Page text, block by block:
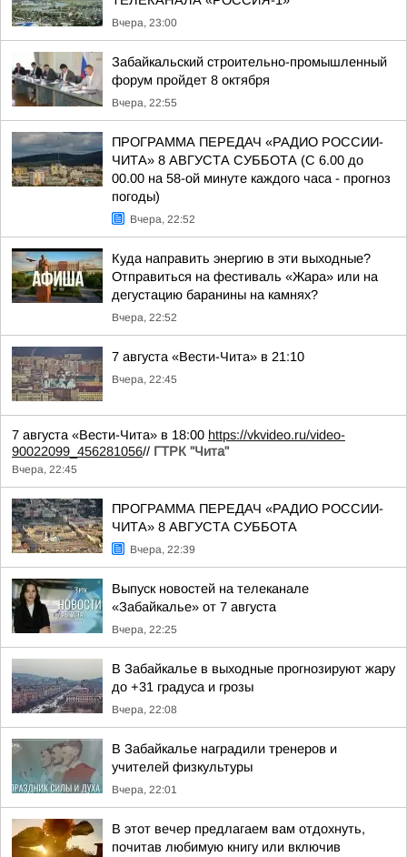
Вчера, 23:00
Забайкальский строительно-промышленный
форум пройдет 8 октября
Вчера, 22:55
ПРОГРАММА ПЕРЕДАЧ «РАДИО РОССИИ-
ЧИТА» 8 АВГУСТА СУББОТА (С 6.00 до
00.00 на 58-ой минуте каждого часа - прогноз
погоды)
Вчера, 22:52
Куда направить энергию в эти выходные?
Отправиться на фестиваль «Жара» или на
дегустацию баранины на камнях?
Вчера, 22:52
7 августа «Вести-Чита» в 21:10
Вчера, 22:45
7 августа «Вести-Чита» в 18:00 https://vkvideo.ru/video-
90022099_456281056// ГТРК "Чита"
Вчера, 22:45
ПРОГРАММА ПЕРЕДАЧ «РАДИО РОССИИ-
ЧИТА» 8 АВГУСТА СУББОТА
Вчера, 22:39
Выпуск новостей на телеканале
«Забайкалье» от 7 августа
Вчера, 22:25
В Забайкалье в выходные прогнозируют жару
до +31 градуса и грозы
Вчера, 22:08
В Забайкалье наградили тренеров и
учителей физкультуры
Вчера, 22:01
В этот вечер предлагаем вам отдохнуть,
почитав любимую книгу или включив